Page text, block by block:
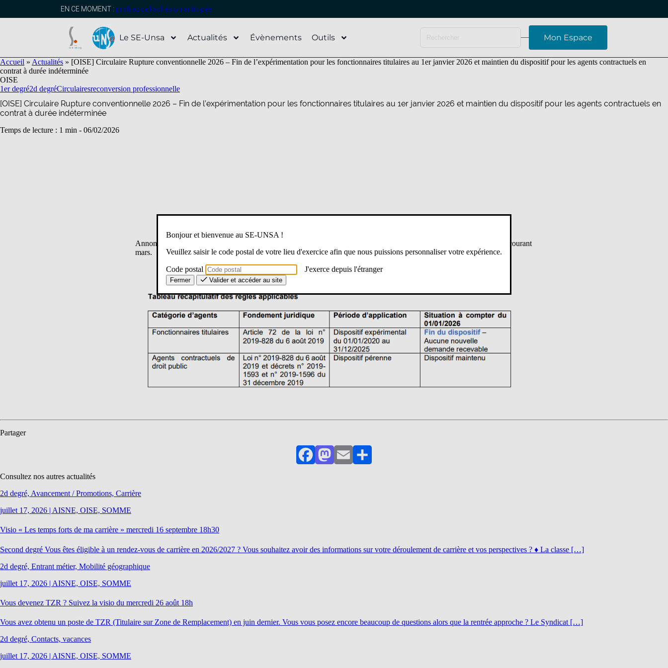
EN CE MOMENT : profitez de l’adhésion anticipée
Le SE-Unsa Actualités Évènements Outils Mon Espace
Accueil » Actualités » [OISE] Circulaire Rupture conventionnelle 2026 – Fin de l’expérimentation pour les fonctionnaires titulaires au 1er janvier 2026 et maintien du dispositif pour les agents contractuels en
contrat à durée indéterminée
OISE
1er degré2d degréCirculairesreconversion professionnelle
[OISE] Circulaire Rupture conventionnelle 2026 – Fin de l’expérimentation pour les fonctionnaires titulaires au 1er janvier 2026 et maintien du dispositif pour les agents contractuels en
contrat à durée indéterminée
Temps de lecture : 1 min - 06/02/2026
Annonce de la perrenisation du dispositif pour 2026 (fin février) Dans l’attente de publication d’une nouvelle circulaire courant
mars.
circulaire_ruptures_conventionnelles_2026
Partager
FacebookMastodon
EmailPartager
Consultez nos autres actualités
2d degré, Avancement / Promotions, Carrière
juillet 17, 2026 | AISNE, OISE, SOMME
Visio « Les temps forts de ma carrière » mercredi 16 septembre 18h30
Second degré Vous êtes éligible à un rendez-vous de carrière en 2026/2027 ? Vous souhaitez avoir des informations sur votre déroulement de carrière et vos perspectives ? ♦ La classe […]
2d degré, Entrant métier, Mobilité géographique
juillet 17, 2026 | AISNE, OISE, SOMME
Vous devenez TZR ? Suivez la visio du mercredi 26 août 18h
Vous avez obtenu un poste de TZR (Titulaire sur Zone de Remplacement) en juin dernier. Vous vous posez encore beaucoup de questions alors que la rentrée approche ? Le Syndicat […]
2d degré, Contacts, vacances
juillet 17, 2026 | AISNE, OISE, SOMME
Bonjour et bienvenue au SE-UNSA !
Veuillez saisir le code postal de votre lieu d'exercice afin que nous puissions personnaliser votre expérience.
Code postal J'exerce depuis l'étranger
Fermer Valider et accéder au site